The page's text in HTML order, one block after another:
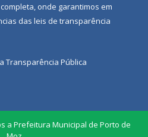
completa, onde garantimos em
das leis de transparência
Transparência Pública
a Prefeitura Municipal de Porto de